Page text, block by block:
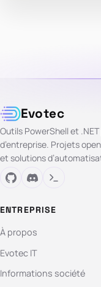
Evotec
Outils PowerShell et .NET
d’entreprise. Projets
et solutions
ENTREPRISE
À propos
Evotec IT
Informations société